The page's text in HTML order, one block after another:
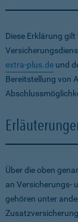
Diese Erklärung
extra-plus.de und
Bereitstellung von
Über die oben
an Versicherungs-
gehören unter